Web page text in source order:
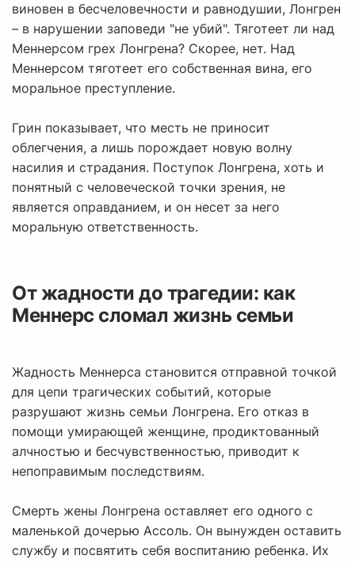
виновен в бесчеловечности и равнодушии, Лонгрен
– в нарушении заповеди "не убий". Тяготеет ли над
Меннерсом грех Лонгрена? Скорее, нет. Над
Меннерсом тяготеет его собственная вина, его
моральное преступление.
Грин показывает, что месть не приносит
облегчения, а лишь порождает новую волну
насилия и страдания. Поступок Лонгрена, хоть и
понятный с человеческой точки зрения, не
является оправданием, и он несет за него
моральную ответственность.
От жадности до трагедии: как
Меннерс сломал жизнь семьи
Жадность Меннерса становится отправной точкой
для цепи трагических событий, которые
разрушают жизнь семьи Лонгрена. Его отказ в
помощи умирающей женщине, продиктованный
алчностью и бесчувственностью, приводит к
непоправимым последствиям.
Смерть жены Лонгрена оставляет его одного с
маленькой дочерью Ассоль. Он вынужден оставить
службу и посвятить себя воспитанию ребенка. Их